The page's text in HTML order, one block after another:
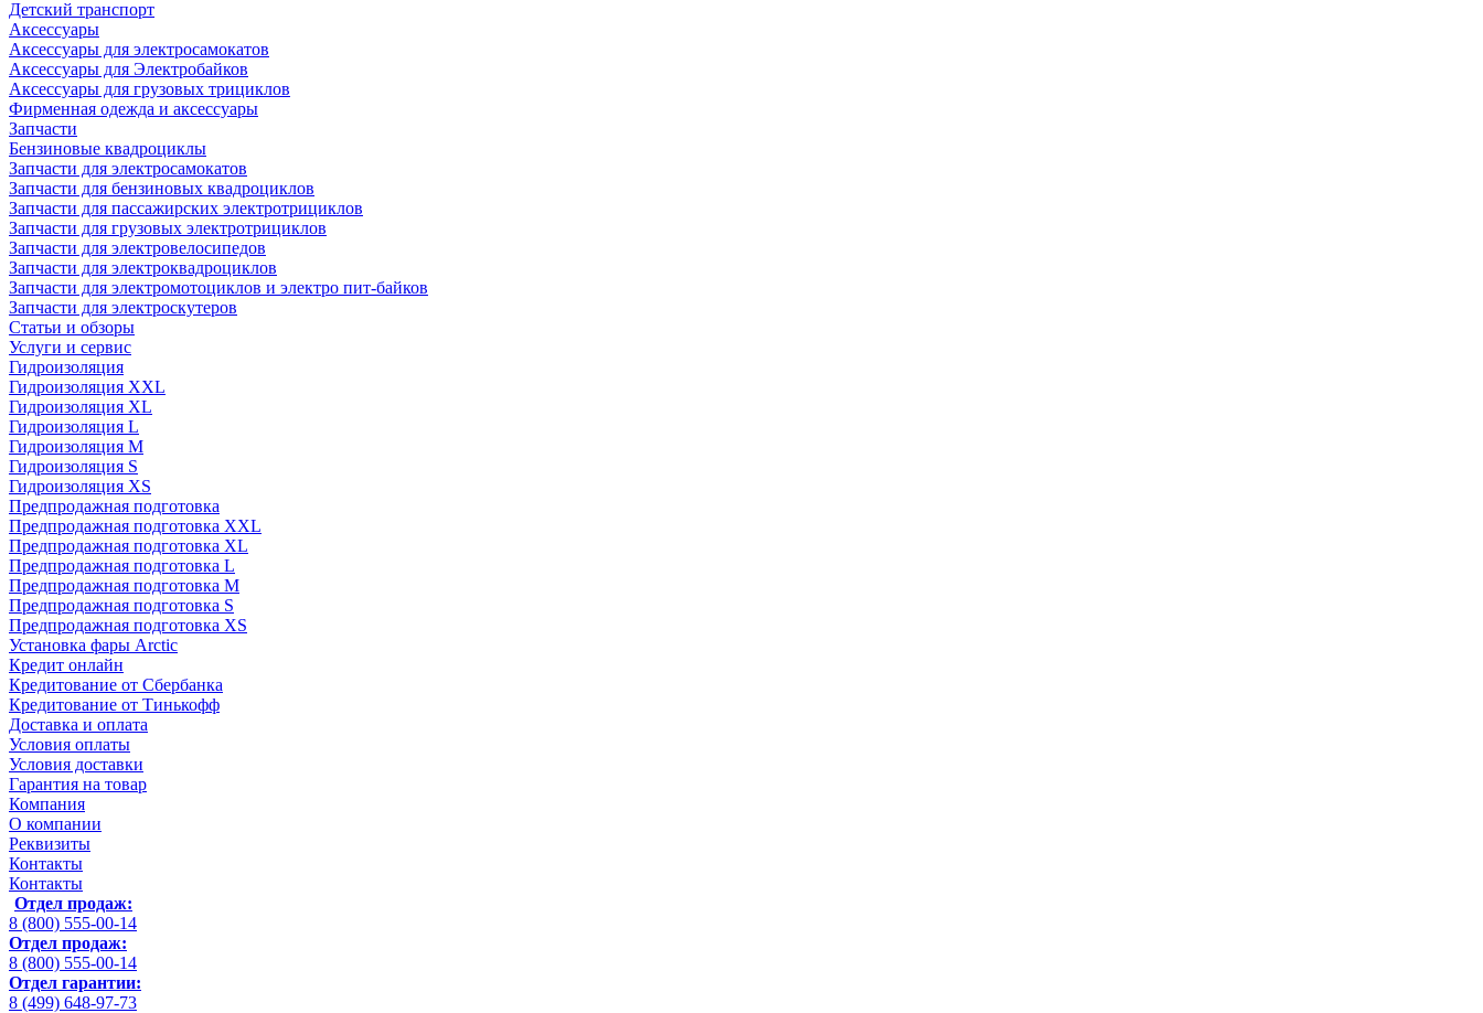
Детский транспорт
Аксессуары
Аксессуары для электросамокатов
Аксессуары для Электробайков
Аксессуары для грузовых трициклов
Фирменная одежда и аксессуары
Запчасти
Бензиновые квадроциклы
Запчасти для электросамокатов
Запчасти для бензиновых квадроциклов
Запчасти для пассажирских электротрициклов
Запчасти для грузовых электротрициклов
Запчасти для электровелосипедов
Запчасти для электроквадроциклов
Запчасти для электромотоциклов и электро пит-байков
Запчасти для электроскутеров
Статьи и обзоры
Услуги и сервис
Гидроизоляция
Гидроизоляция XXL
Гидроизоляция XL
Гидроизоляция L
Гидроизоляция M
Гидроизоляция S
Гидроизоляция XS
Предпродажная подготовка
Предпродажная подготовка XXL
Предпродажная подготовка XL
Предпродажная подготовка L
Предпродажная подготовка M
Предпродажная подготовка S
Предпродажная подготовка XS
Установка фары Arctic
Кредит онлайн
Кредитование от Сбербанка
Кредитование от Тинькофф
Доставка и оплата
Условия оплаты
Условия доставки
Гарантия на товар
Компания
О компании
Реквизиты
Контакты
Контакты
Отдел продаж:
8 (800) 555-00-14
Отдел продаж:
8 (800) 555-00-14
Отдел гарантии:
8 (499) 648-97-73